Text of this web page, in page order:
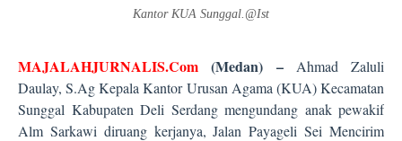
Kantor KUA Sunggal.@Ist
MAJALAHJURNALIS.Com(Medan) –
Ahmad Zaluli
Daulay, S.Ag Kepala Kantor Urusan Agama (KUA) Kecamatan
Sunggal Kabupaten Deli Serdang mengundang anak pewakif
Alm Sarkawi diruang kerjanya, Jalan Payageli Sei Mencirim